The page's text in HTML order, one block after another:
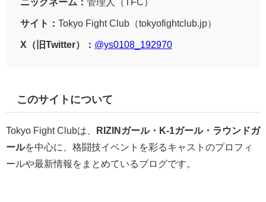
ニックネーム： 管理人（TFC）
サイト： Tokyo Fight Club（tokyofightclub.jp）
X（旧Twitter）： @ys0108_192970
このサイトについて
Tokyo Fight Clubは、
RIZINガール・K-1ガール・ラウンドガ
ールを中心に、格闘技イベントを彩るキャストのプロフィ
ールや最新情報をまとめているブログです。